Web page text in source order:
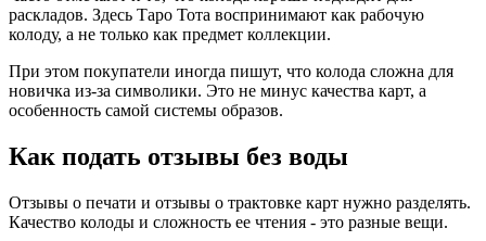
раскладов. Здесь Таро Тота воспринимают как рабочую
колоду, а не только как предмет коллекции.
При этом покупатели иногда пишут, что колода сложна для
новичка из-за символики. Это не минус качества карт, а
особенность самой системы образов.
Как подать отзывы без воды
Отзывы о печати и отзывы о трактовке карт нужно разделять.
Качество колоды и сложность ее чтения - это разные вещи.